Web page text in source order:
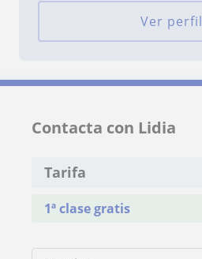
Ver perfil
Contacta con Lidia
Tarifa
1ª clase gratis